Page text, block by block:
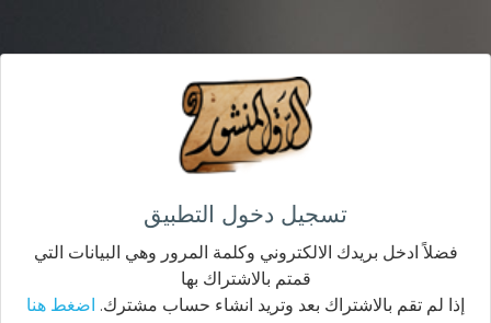
تسجيل دخول التطبيق
فضلاً ادخل بريدك الالكتروني وكلمة المرور وهي البيانات التي
قمتم بالاشتراك بها
إذا لم تقم بالاشتراك بعد وتريد انشاء حساب مشترك. اضغط هنا